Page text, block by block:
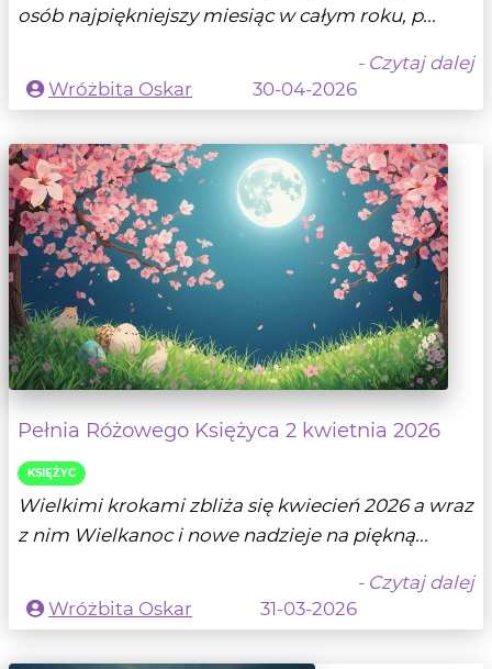
osób najpiękniejszy miesiąc w całym roku, p...
- Czytaj dalej
Wróżbita Oskar
30-04-2026
Pełnia Różowego Księżyca 2 kwietnia 2026
KSIĘŻYC
Wielkimi krokami zbliża się kwiecień 2026 a wraz
z nim Wielkanoc i nowe nadzieje na piękną...
- Czytaj dalej
Wróżbita Oskar
31-03-2026